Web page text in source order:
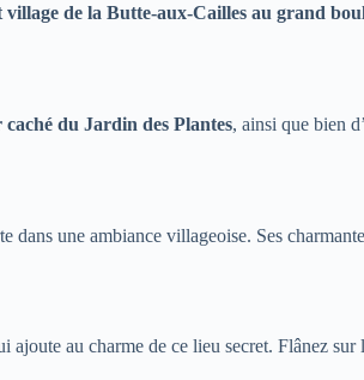
village de la Butte-aux-Cailles au grand
caché du Jardin des Plantes, ainsi que bien
dans une ambiance villageoise. Ses
au charme de ce lieu secret. Flânez